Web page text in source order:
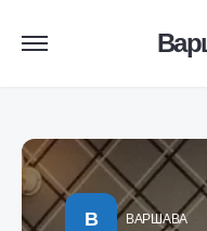
В ВАРШАВА